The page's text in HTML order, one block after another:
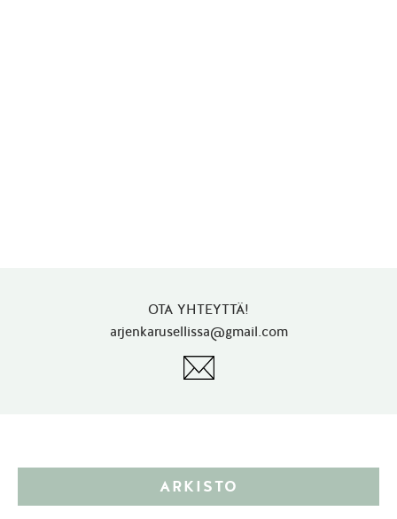
OTA YHTEYTTÄ!
arjenkarusellissa@gmail.com
ARKISTO